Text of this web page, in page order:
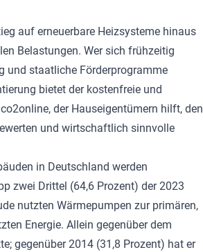
auf erneuerbare Heizsysteme hinaus
Belastungen. Wer sich frühzeitig
und staatliche Förderprogramme
bietet der kostenfreie und
der Hauseigentümern hilft, den
und wirtschaftlich sinnvolle
in Deutschland werden
zwei Drittel (64,6 Prozent) der 2023
nutzten Wärmepumpen zur primären,
Energie. Allein gegenüber dem
gegenüber 2014 (31,8 Prozent) hat er